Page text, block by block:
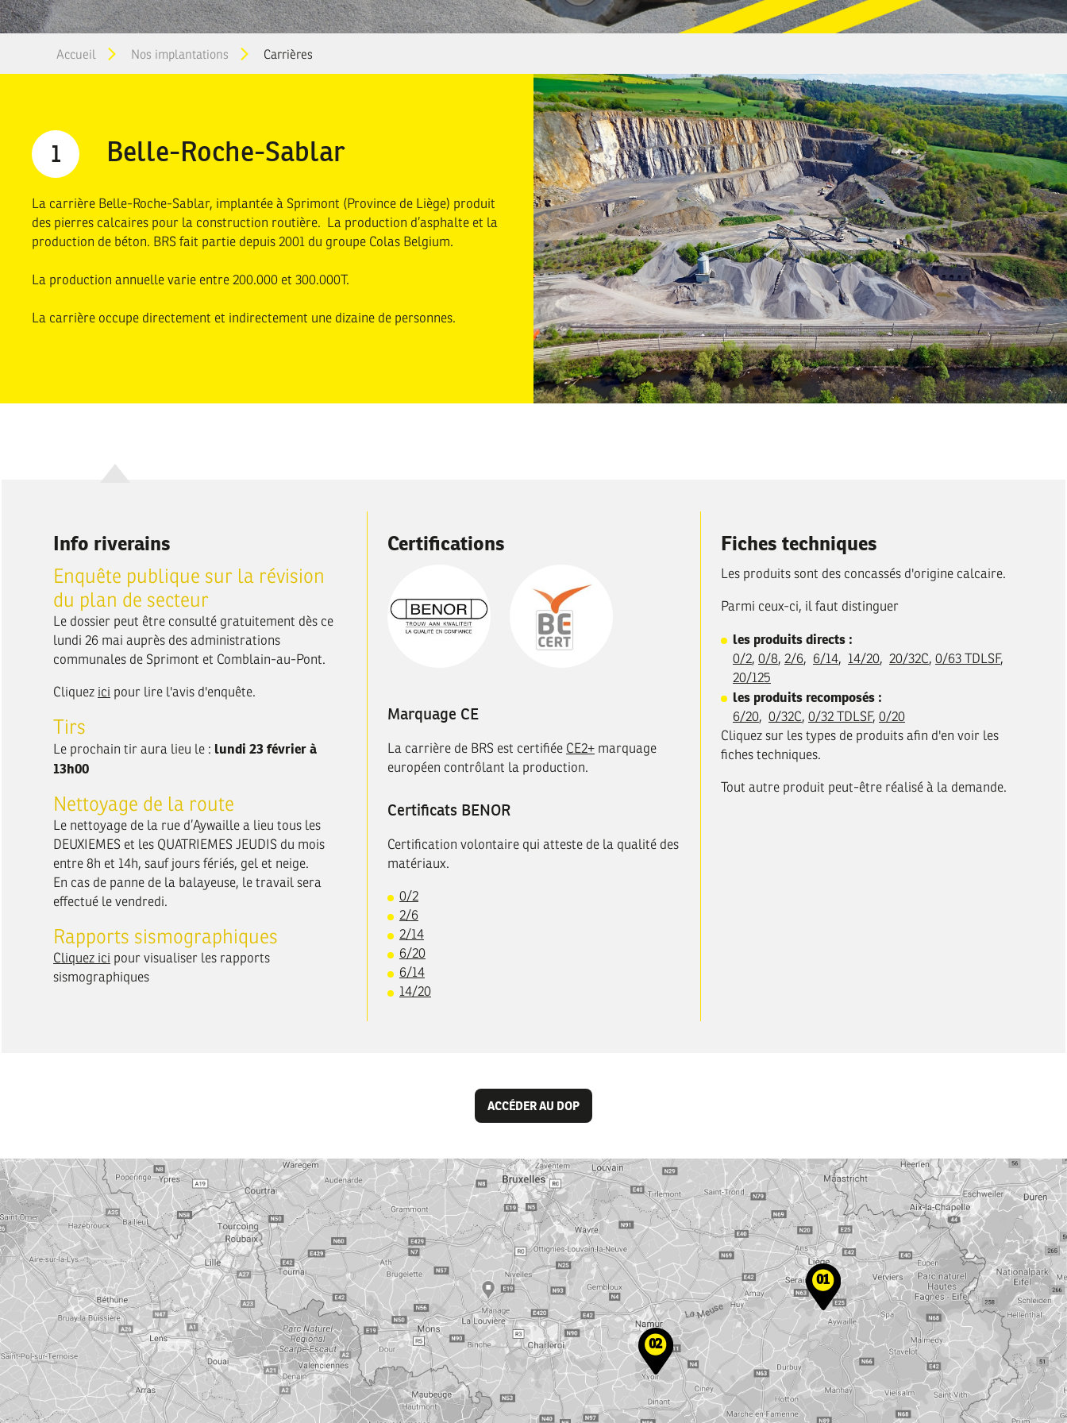
You
here
Accueil Nos implantations Carrières
Belle-Roche-Sablar
La carrière Belle-Roche-Sablar, implantée à Sprimont (Province de Liège) produit
des pierres calcaires pour la construction routière. La production d’asphalte et la
production de béton. BRS fait partie depuis 2001 du groupe Colas Belgium.
La production annuelle varie entre 200.000 et 300.000T.
La carrière occupe directement et indirectement une dizaine de personnes.
Image
Info riverains
Enquête publique sur la révision
du plan de secteur
Le dossier peut être consulté gratuitement dès ce
lundi 26 mai auprès des administrations
communales de Sprimont et Comblain-au-Pont.
Cliquez ici pour lire l'avis d'enquête.
Tirs
Le prochain tir aura lieu le : lundi 23 février à
13h00
Nettoyage de la route
Le nettoyage de la rue d’Aywaille a lieu tous les
DEUXIEMES et les QUATRIEMES JEUDIS du mois
entre 8h et 14h, sauf jours fériés, gel et neige.
En cas de panne de la balayeuse, le travail sera
effectué le vendredi.
Rapports sismographiques
Cliquez ici pour visualiser les rapports
sismographiques
Certifications
Marquage CE
La carrière de BRS est certifiée CE2+marquage
européen contrôlant la production.
Certificats BENOR
Certification volontaire qui atteste de la qualité des
matériaux.
0/2
2/6
2/14
6/20
6/14
14/20
Fiches techniques
Les produits sont des concassés d'origine calcaire.
Parmi ceux-ci, il faut distinguer
les produits directs :
0/2, 0/8, 2/6, 6/14, 14/20, 20/32C, 0/63 TDLSF,
20/125
les produits recomposés :
6/20, 0/32C, 0/32 TDLSF, 0/20
Cliquez sur les types de produits afin d'en voir les
fiches techniques.
Tout autre produit peut-être réalisé à la demande.
ACCÉDER AU DOP